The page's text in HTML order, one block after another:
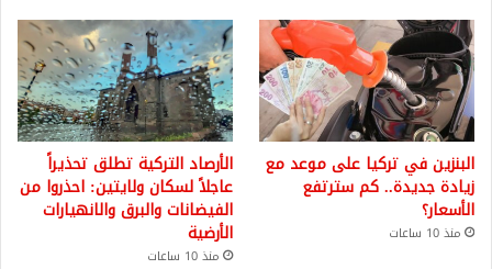
البنزين في تركيا على موعد مع
زيادة جديدة.. كم سترتفع
الأسعار؟
منذ 10 ساعات
الأرصاد التركية تطلق تحذيراً
عاجلاً لسكان ولايتين: احذروا من
الفيضانات والبرق والانهيارات
الأرضية
منذ 10 ساعات